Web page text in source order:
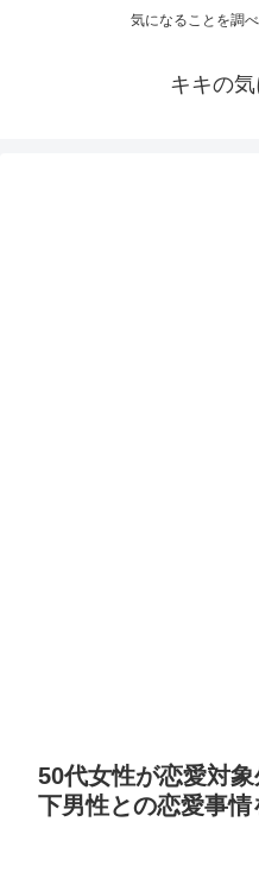
気になることを調
キキの
50代女性が恋愛対
下男性との恋愛事情